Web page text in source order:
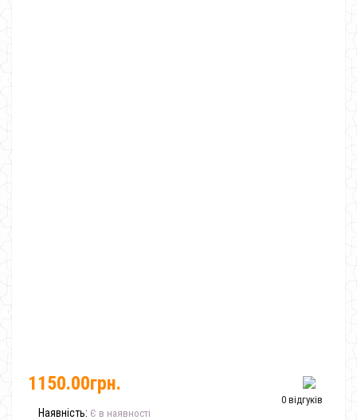
0 відгуків
1150.00грн.
Наявність: Є в наявності